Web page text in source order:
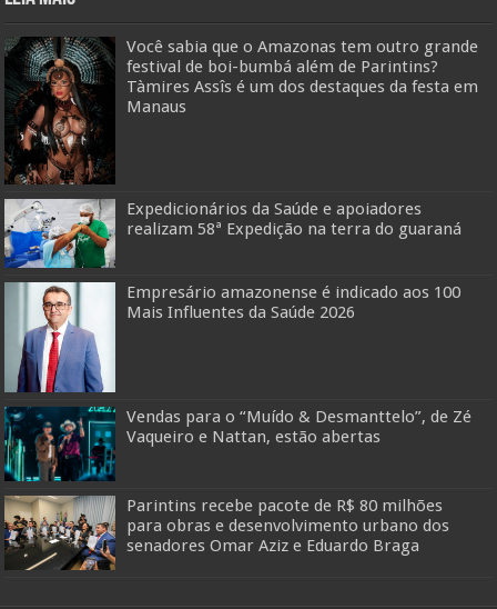
Você sabia que o Amazonas tem outro grande
festival de boi-bumbá além de Parintins?
Tàmires Assîs é um dos destaques da festa em
Manaus
Expedicionários da Saúde e apoiadores
realizam 58ª Expedição na terra do guaraná
Empresário amazonense é indicado aos 100
Mais Influentes da Saúde 2026
Vendas para o “Muído & Desmanttelo”, de Zé
Vaqueiro e Nattan, estão abertas
Parintins recebe pacote de R$ 80 milhões
para obras e desenvolvimento urbano dos
senadores Omar Aziz e Eduardo Braga